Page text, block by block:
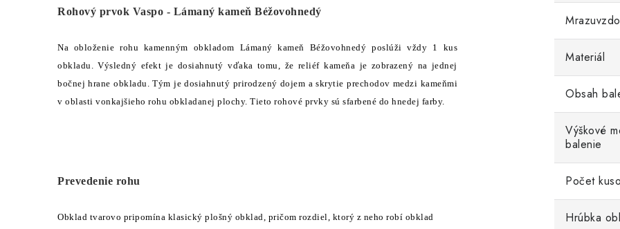
Rohový prvok Vaspo - Lámaný kameň Béžovohnedý
Na obloženie rohu kamenným obkladom Lámaný kameň Béžovohnedý poslúži vždy 1 kus
obkladu. Výsledný efekt je dosiahnutý vďaka tomu, že reliéf kameňa je zobrazený na jednej
bočnej hrane obkladu. Tým je dosiahnutý prirodzený dojem a skrytie prechodov medzi kameňmi
v oblasti vonkajšieho rohu obkladanej plochy. Tieto rohové prvky sú sfarbené do hnedej farby.
Prevedenie rohu
Obklad tvarovo pripomína klasický plošný obklad, pričom rozdiel, ktorý z neho robí obklad
Materiál
Obsah
Výškové
balenie
Počet
Hrúbka